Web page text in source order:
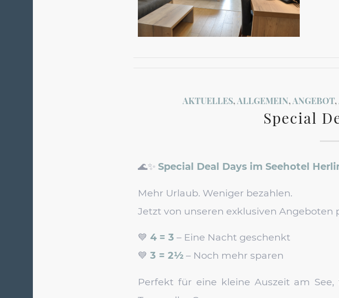
AKTUELLES, ALLGEMEIN, ANGEBOT,
Special
🌊✨ Special Deal Days im Seehotel
Mehr Urlaub. Weniger bezahlen.
Jetzt von unseren exklusiven Angeboten
💙 4 = 3 – Eine Nacht geschenkt
💙 3 = 2½– Noch mehr sparen
Perfekt für eine kleine Auszeit am